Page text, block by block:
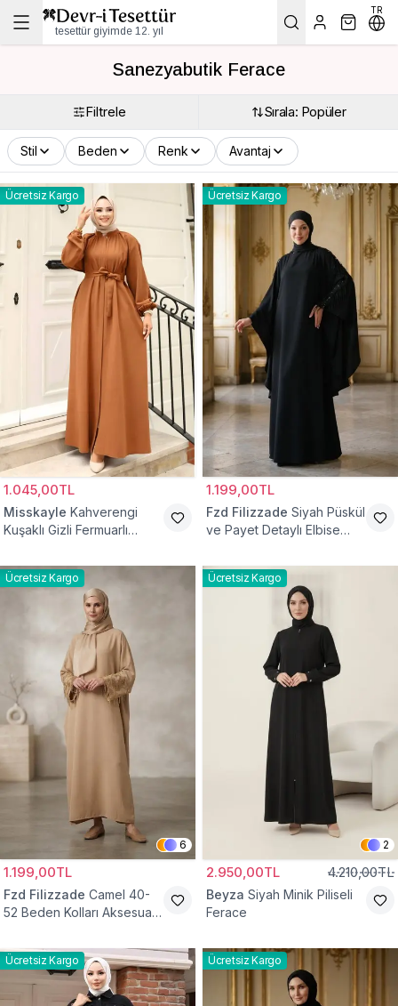
tesettür giyimde 12. yıl
TR
Sanezyabutik Ferace
Filtrele Sırala: Popüler
Stil Beden Renk Avantaj
Ücretsiz Kargo
1.045,00TL
Misskayle Kahverengi
Kuşaklı Gizli Fermuarlı
Ücretsiz Kargo
1.199,00TL
Fzd Filizzade Siyah Püskül
ve Payet Detaylı Elbise
Ücretsiz Kargo
6
1.199,00TL
Fzd Filizzade Camel 40-
52 Beden Kolları Aksesuar
Ücretsiz Kargo
2
2.950,00TL 4.210,00TL
Beyza Siyah Minik Piliseli
Ferace
Ücretsiz Kargo Ücretsiz Kargo